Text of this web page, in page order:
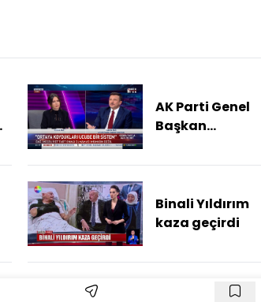
AK Parti Genel
Başkan
Hamza Dağ: 6'lı
koyduğu sistem
ucube
Binali Yıldırım
kaza geçirdi